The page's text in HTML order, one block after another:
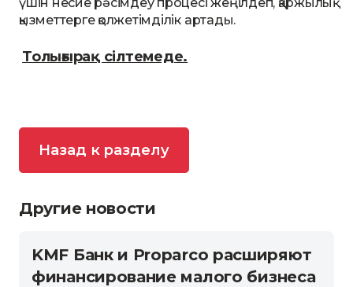
қызметтерге қолжетімділік артады.
Толығырақ сілтемеде.
Назад к разделу
Другие новости
KMF Банк и Proparco расширяют
финансирование малого бизнеса